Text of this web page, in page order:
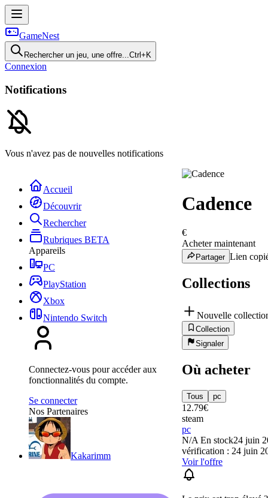
GameNest
Rechercher un jeu, une offre...Ctrl+K
Connexion
Notifications
Vous n'avez pas de nouvelles notifications
Accueil
Découvrir
Rechercher
Rubriques BETA
Appareils
PC
PlayStation
Xbox
Nintendo Switch
Connectez-vous pour accéder aux
fonctionnalités du compte.
Se connecter
Nos Partenaires
Kakarimm
Cadence
€
Acheter maintenant
Partager Lien
Collections
Nouvelle
Collection
Signaler
Où acheter
Tous pc
12.79€
steam
pc
N/A En stock24 juin
vérification : 24 juin
Voir l'offre